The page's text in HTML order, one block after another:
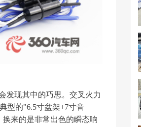
发现其中的巧思。交叉火力
型的"6.5寸盆架+7寸音
来的是非常出色的瞬态响